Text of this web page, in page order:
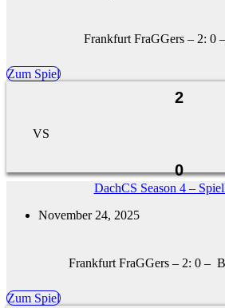
Frankfurt FraGGers – 2: 0
Zum Spiel
2
VS
0
DachCS Season 4 –
November 24, 2025
Frankfurt FraGGers – 2: 0 –
Zum Spiel